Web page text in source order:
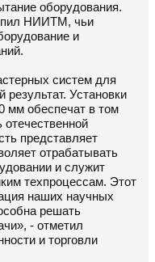
оборудования.
НИИТМ, чьи
и
систем для
Установки
мм обеспечат в том
отечественной
представляет
отрабатывать
и служит
техпроцессам. Этот
наших научных
решать
- отметил
и торговли